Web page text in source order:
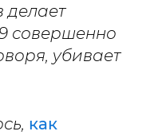
делает
совершенно
убивает
как